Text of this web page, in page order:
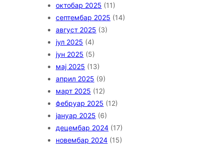
октобар 2025 (11)
септембар 2025 (14)
август 2025 (3)
јул 2025 (4)
јун 2025 (5)
мај 2025 (13)
април 2025 (9)
март 2025 (12)
фебруар 2025 (12)
јануар 2025 (6)
децембар 2024 (17)
новембар 2024 (15)